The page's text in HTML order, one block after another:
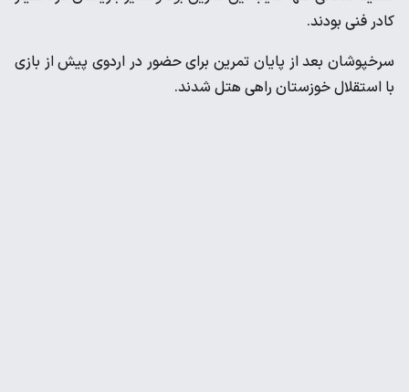
کادر فنی بودند.
سرخپوشان بعد از پایان تمرین برای حضور در اردوی پیش از بازی
با استقلال خوزستان راهی هتل شدند.